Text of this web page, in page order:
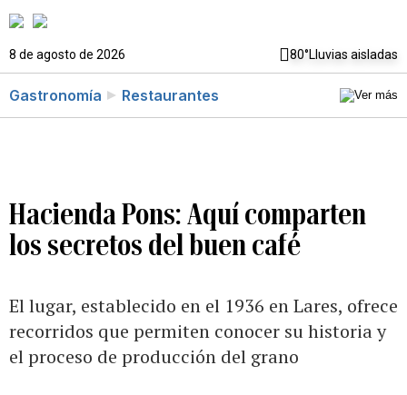
8 de agosto de 2026 80°Lluvias aisladas
Gastronomía Restaurantes
Hacienda Pons: Aquí comparten
los secretos del buen café
El lugar, establecido en el 1936 en Lares, ofrece
recorridos que permiten conocer su historia y
el proceso de producción del grano